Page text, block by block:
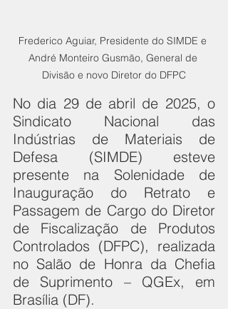
Frederico Aguiar, Presidente do SIMDE e
André Monteiro Gusmão, General de
Divisão e novo Diretor do DFPC
No dia 29 de abril de 2025, o
Sindicato Nacional das
Indústrias de Materiais de
Defesa (SIMDE) esteve
presente na Solenidade de
Inauguração do Retrato e
Passagem de Cargo do Diretor
de Fiscalização de Produtos
Controlados (DFPC), realizada
no Salão de Honra da Chefia
de Suprimento – QGEx, em
Brasília (DF).